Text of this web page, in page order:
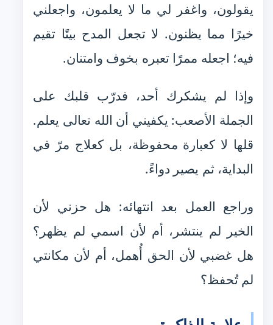
يقولون، واغفر لي ما لا يعلمون، واجعلني
خيرًا مما يظنون. لا تجعل المدح بيتًا تقيم
فيه؛ اجعله ممرًا تعبره بخوف وامتنان.
وإذا لم يشكرك أحد، فدرّب قلبك على
الجملة الأصعب: يكفيني أن الله تعالى يعلم.
قلها لا كعبارة محفوظة، بل كعلاج مرّ في
البداية، ثم يصير دواءً.
وراجع العمل بعد انتهائه: هل حزني لأن
الخير لم ينتشر، أم لأن اسمي لم يظهر؟
هل غضبي لأن الحق أُهمل، أم لأن مكانتي
لم تُحفظ؟